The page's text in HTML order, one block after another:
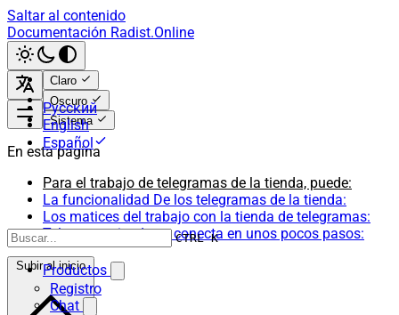
Saltar al contenido
Documentación Radist.Online
Claro
Oscuro
Sistema
Русский
English
Español
CTRL K
Productos
Registro
Chat
En esta página
Para el trabajo de telegramas de la tienda, puede:
La funcionalidad De los telegramas de la tienda:
Los matices del trabajo con la tienda de telegramas:
Telegrama tienda se conecta en unos pocos pasos:
Subir al inicio